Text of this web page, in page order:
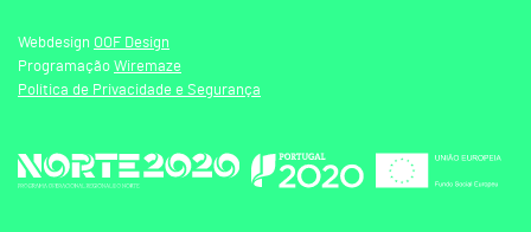
Webdesign OOF Design
Programação Wiremaze
Política de Privacidade e Segurança